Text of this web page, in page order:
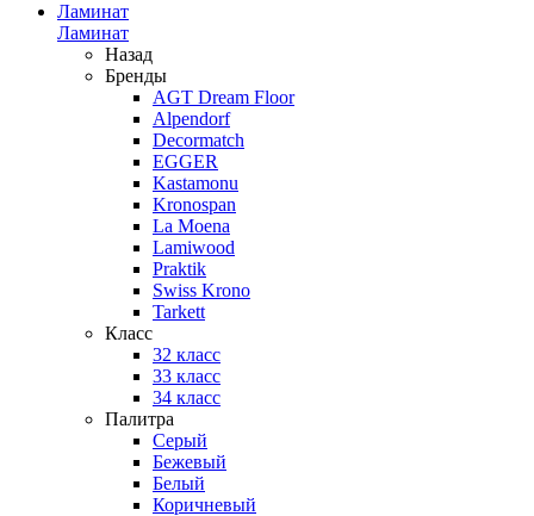
Ламинат
Ламинат
Назад
Бренды
AGT Dream Floor
Alpendorf
Decormatch
EGGER
Kastamonu
Kronospan
La Moena
Lamiwood
Praktik
Swiss Krono
Tarkett
Класс
32 класс
33 класс
34 класс
Палитра
Серый
Бежевый
Белый
Коричневый